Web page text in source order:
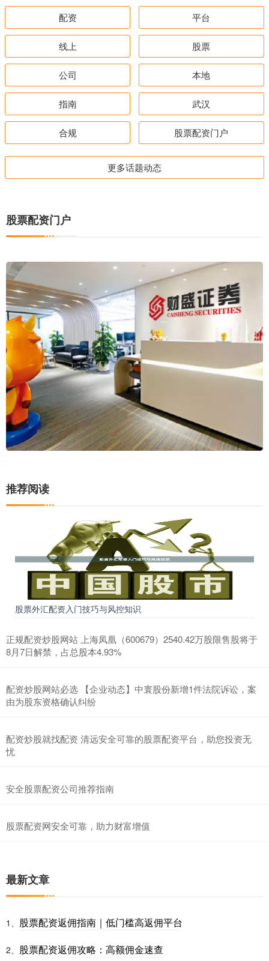
配资 平台
线上 股票
公司 本地
指南 武汉
合规 股票配资门户
更多话题动态
股票配资门户
推荐阅读
股票外汇配资入门技巧与风控知识
正规配资炒股网站 上海凤凰（600679）2540.42万股限售股将于
8月7日解禁，占总股本4.93%
配资炒股网站必选 【企业动态】中寰股份新增1件法院诉讼，案
由为股东资格确认纠纷
配资炒股就找配资 清远安全可靠的股票配资平台，助您投资无
忧
安全股票配资公司推荐指南
股票配资网安全可靠，助力财富增值
最新文章
1、 股票配资返佣指南｜低门槛高返佣平台
2、 股票配资返佣攻略：高额佣金速查